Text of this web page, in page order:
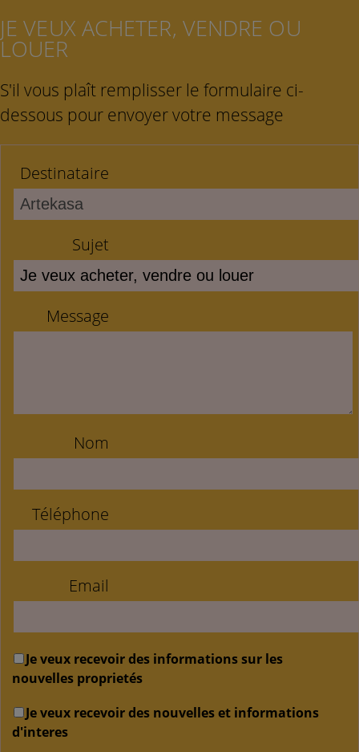
JE VEUX ACHETER, VENDRE OU
LOUER
S'il vous plaît remplisser le formulaire ci-
dessous pour envoyer votre message
Destinataire
Sujet
Message
Nom
Téléphone
Email
Je veux recevoir des informations sur les
nouvelles proprietés
Je veux recevoir des nouvelles et informations
d'interes